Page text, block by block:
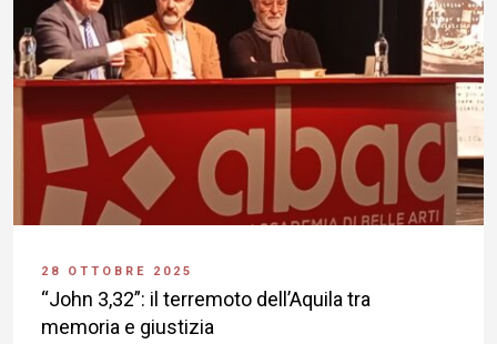
28 OTTOBRE 2025
“John 3,32”: il terremoto dell’Aquila tra
memoria e giustizia